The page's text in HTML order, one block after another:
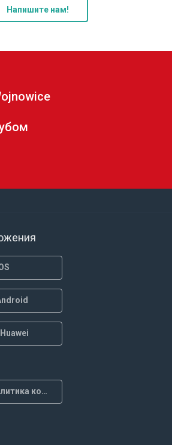
Напишите нам!
Правила и политика конф.